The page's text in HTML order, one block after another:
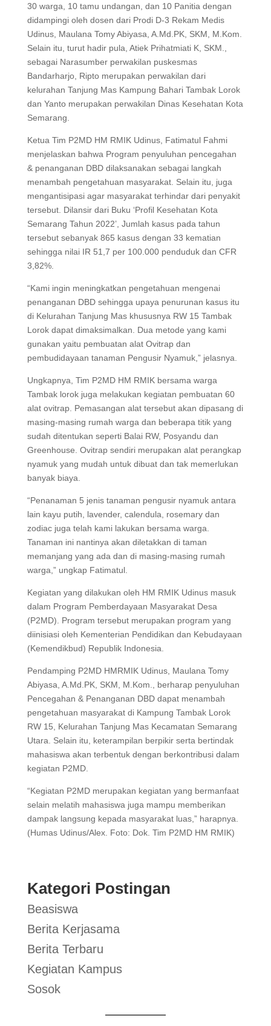
30 warga, 10 tamu undangan, dan 10 Panitia dengan
didampingi oleh dosen dari Prodi D-3 Rekam Medis
Udinus, Maulana Tomy Abiyasa, A.Md.PK, SKM, M.Kom.
Selain itu, turut hadir pula, Atiek Prihatmiati K, SKM.,
sebagai Narasumber perwakilan puskesmas
Bandarharjo, Ripto merupakan perwakilan dari
kelurahan Tanjung Mas Kampung Bahari Tambak Lorok
dan Yanto merupakan perwakilan Dinas Kesehatan Kota
Semarang.
Ketua Tim P2MD HM RMIK Udinus, Fatimatul Fahmi
menjelaskan bahwa Program penyuluhan pencegahan
& penanganan DBD dilaksanakan sebagai langkah
menambah pengetahuan masyarakat. Selain itu, juga
mengantisipasi agar masyarakat terhindar dari penyakit
tersebut. Dilansir dari Buku ‘Profil Kesehatan Kota
Semarang Tahun 2022’, Jumlah kasus pada tahun
tersebut sebanyak 865 kasus dengan 33 kematian
sehingga nilai IR 51,7 per 100.000 penduduk dan CFR
3,82%.
“Kami ingin meningkatkan pengetahuan mengenai
penanganan DBD sehingga upaya penurunan kasus itu
di Kelurahan Tanjung Mas khususnya RW 15 Tambak
Lorok dapat dimaksimalkan. Dua metode yang kami
gunakan yaitu pembuatan alat Ovitrap dan
pembudidayaan tanaman Pengusir Nyamuk,” jelasnya.
Ungkapnya, Tim P2MD HM RMIK bersama warga
Tambak lorok juga melakukan kegiatan pembuatan 60
alat ovitrap. Pemasangan alat tersebut akan dipasang di
masing-masing rumah warga dan beberapa titik yang
sudah ditentukan seperti Balai RW, Posyandu dan
Greenhouse. Ovitrap sendiri merupakan alat perangkap
nyamuk yang mudah untuk dibuat dan tak memerlukan
banyak biaya.
“Penanaman 5 jenis tanaman pengusir nyamuk antara
lain kayu putih, lavender, calendula, rosemary dan
zodiac juga telah kami lakukan bersama warga.
Tanaman ini nantinya akan diletakkan di taman
memanjang yang ada dan di masing-masing rumah
warga,” ungkap Fatimatul.
Kegiatan yang dilakukan oleh HM RMIK Udinus masuk
dalam Program Pemberdayaan Masyarakat Desa
(P2MD). Program tersebut merupakan program yang
diinisiasi oleh Kementerian Pendidikan dan Kebudayaan
(Kemendikbud) Republik Indonesia.
Pendamping P2MD HMRMIK Udinus, Maulana Tomy
Abiyasa, A.Md.PK, SKM, M.Kom., berharap penyuluhan
Pencegahan & Penanganan DBD dapat menambah
pengetahuan masyarakat di Kampung Tambak Lorok
RW 15, Kelurahan Tanjung Mas Kecamatan Semarang
Utara. Selain itu, keterampilan berpikir serta bertindak
mahasiswa akan terbentuk dengan berkontribusi dalam
kegiatan P2MD.
“Kegiatan P2MD merupakan kegiatan yang bermanfaat
selain melatih mahasiswa juga mampu memberikan
dampak langsung kepada masyarakat luas,” harapnya.
(Humas Udinus/Alex. Foto: Dok. Tim P2MD HM RMIK)
Kategori Postingan
Beasiswa
Berita Kerjasama
Berita Terbaru
Kegiatan Kampus
Sosok